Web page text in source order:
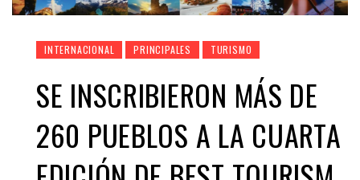
INTERNACIONAL PRINCIPALES TURISMO
SE INSCRIBIERON MÁS DE
260 PUEBLOS A LA CUARTA